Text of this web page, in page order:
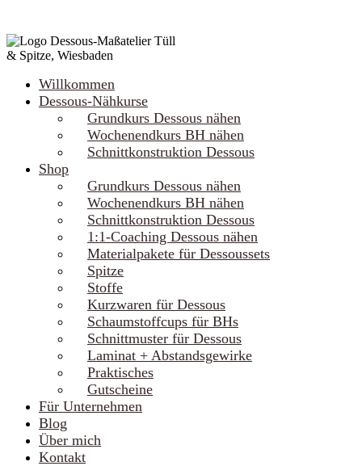
Willkommen
Dessous-Nähkurse
Grundkurs Dessous nähen
Wochenendkurs BH nähen
Schnittkonstruktion Dessous
Shop
Grundkurs Dessous nähen
Wochenendkurs BH nähen
Schnittkonstruktion Dessous
1:1-Coaching Dessous nähen
Materialpakete für Dessoussets
Spitze
Stoffe
Kurzwaren für Dessous
Schaumstoffcups für BHs
Schnittmuster für Dessous
Laminat + Abstandsgewirke
Praktisches
Gutscheine
Für Unternehmen
Blog
Über mich
Kontakt